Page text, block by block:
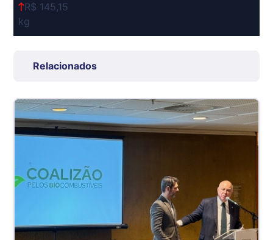
R$ 145,15
kg
R$ 7,53
Suíno - Estadual
SP
R$ 5,06
Suíno - Estadual
MG
Suíno - Estadual
Relacionados